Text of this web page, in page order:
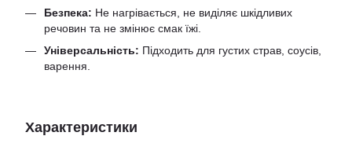
Безпека: Не нагрівається, не виділяє шкідливих
речовин та не змінює смак їжі.
Універсальність: Підходить для густих страв, соусів,
варення.
Характеристики